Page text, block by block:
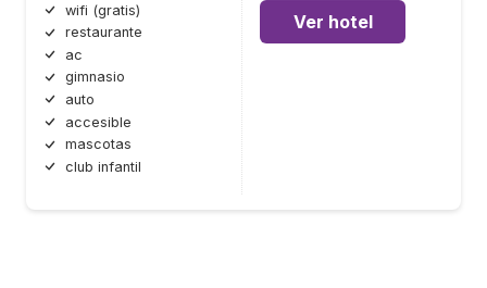
wifi (gratis)
restaurante
ac
gimnasio
auto
accesible
mascotas
club infantil
Ver hotel